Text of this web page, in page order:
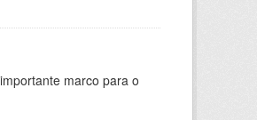
marco para o